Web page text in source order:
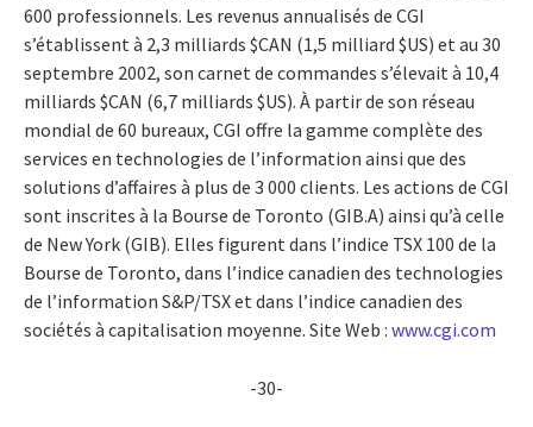
600 professionnels. Les revenus annualisés de CGI
s’établissent à 2,3 milliards $CAN (1,5 milliard $US) et au 30
septembre 2002, son carnet de commandes s’élevait à 10,4
milliards $CAN (6,7 milliards $US). À partir de son réseau
mondial de 60 bureaux, CGI offre la gamme complète des
services en technologies de l’information ainsi que des
solutions d’affaires à plus de 3 000 clients. Les actions de CGI
sont inscrites à la Bourse de Toronto (GIB.A) ainsi qu’à celle
de New York (GIB). Elles figurent dans l’indice TSX 100 de la
Bourse de Toronto, dans l’indice canadien des technologies
de l’information S&P/TSX et dans l’indice canadien des
sociétés à capitalisation moyenne. Site Web : www.cgi.com
-30-